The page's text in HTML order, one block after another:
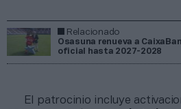
Relacionado
Osasuna renueva a
oficial hasta 2027-2028
El patrocinio incluye